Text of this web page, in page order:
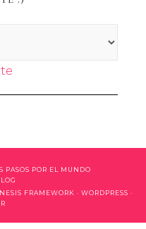
PASOS POR EL MUNDO
FRAMEWORK · WORDPRESS ·